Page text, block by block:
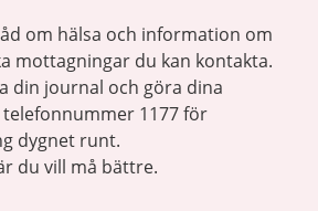
om hälsa och information om
mottagningar du kan kontakta.
din journal och göra dina
1177 för
dygnet runt.
du vill må bättre.